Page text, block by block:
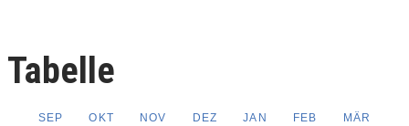
Tabelle
SEP OKT NOV DEZ JAN FEB
MÄR